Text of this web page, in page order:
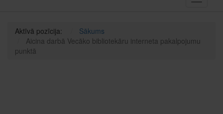
Aktīvā pozīcija:
Sākums
Aicina darbā Vecāko bibliotekāru interneta pakalpojumu
punktā